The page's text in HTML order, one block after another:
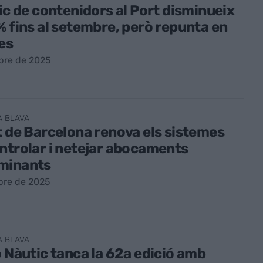
de contenidors al Port disminueix
fins al setembre, però repunta en
de 2025
BLAVA
de Barcelona renova els sistemes
i netejar abocaments
de 2025
BLAVA
Nàutic tanca la 62a edició amb